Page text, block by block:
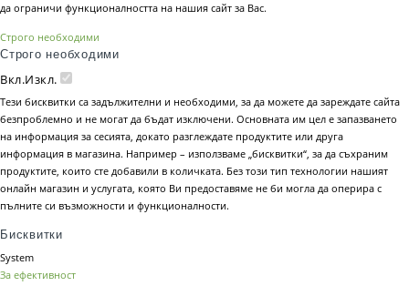
да ограничи функционалността на нашия сайт за Вас.
Строго необходими
Строго необходими
Вкл.Изкл.
Тези бисквитки са задължителни и необходими, за да можете да зареждате сайта
безпроблемно и не могат да бъдат изключени. Основната им цел е запазването
на информация за сесията, докато разглеждате продуктите или друга
информация в магазина. Например – използваме „бисквитки“, за да съхраним
продуктите, които сте добавили в количката. Без този тип технологии нашият
онлайн магазин и услугата, която Ви предоставяме не би могла да оперира с
пълните си възможности и функционалности.
Бисквитки
System
За ефективност